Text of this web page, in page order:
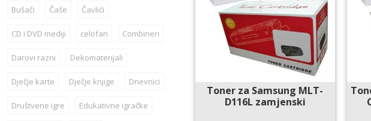
Toner za Samsung MLT-
D116L zamjenski
Bušači Čaše Čavlići
CD i DVD mediji celofan Combineri
Darovi razni Dekomaterijali
Dječje karte Dječje knjige Dnevnici
Društvene igre Edukativne igračke